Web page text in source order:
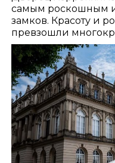
самым роскошным
замков. Красоту и
превзошли